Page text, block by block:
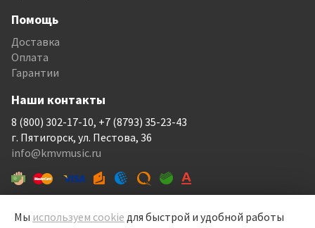
Помощь
Доставка
Оплата
Гарантии
Наши контакты
8 (800) 302-17-10, +7 (8793) 35-23-43
г. Пятигорск, ул. Пестова, 36
info@kmvmusic.ru
Мы используем cookie для быстрой и удобной работы